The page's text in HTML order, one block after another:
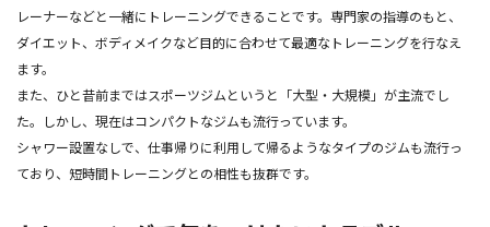
レーナーなどと一緒にトレーニングできることです。専門家の指導のもと、
ダイエット、ボディメイクなど目的に合わせて最適なトレーニングを行なえ
ます。
また、ひと昔前まではスポーツジムというと「大型・大規模」が主流でし
た。しかし、現在はコンパクトなジムも流行っています。
シャワー設置なしで、仕事帰りに利用して帰るようなタイプのジムも流行っ
ており、短時間トレーニングとの相性も抜群です。